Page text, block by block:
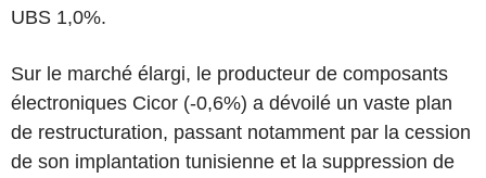
UBS 1,0%.
Sur le marché élargi, le producteur de composants
électroniques Cicor (-0,6%) a dévoilé un vaste plan
de restructuration, passant notamment par la cession
de son implantation tunisienne et la suppression de